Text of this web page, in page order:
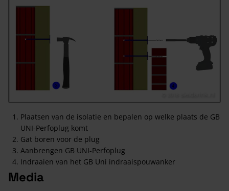
Plaatsen van de isolatie en bepalen op welke plaats de GB
UNI-Perfoplug komt
Gat boren voor de plug
Aanbrengen GB UNI-Perfoplug
Indraaien van het GB Uni indraaispouwanker
Media